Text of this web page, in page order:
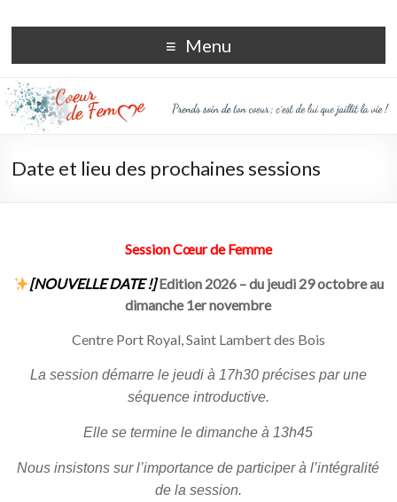
Coeur de femme
Menu
Date et lieu des prochaines sessions
Session Cœur de Femme
[NOUVELLE DATE !]Edition 2026 – du jeudi 29 octobre au
dimanche 1er novembre
Centre Port Royal, Saint Lambert des Bois
La session démarre le jeudi à 17h30 précises par une
séquence introductive.
Elle se termine le dimanche à 13h45
Nous insistons sur l’importance de participer à l’intégralité
de la session.